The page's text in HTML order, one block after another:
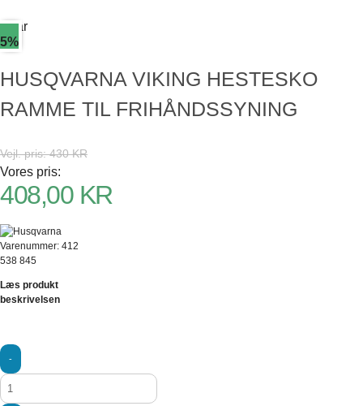
Spar
5%
HUSQVARNA VIKING HESTESKO
RAMME TIL FRIHÅNDSSYNING
Vejl. pris:430 KR
Vores pris:
Den
oprindelige
var:
430,00 KR.
408,00 KR
Den
aktuelle
pris
408,00 KR.
Varenummer: 412
538 845
Læs produkt
beskrivelsen
Husqvarna
Viking